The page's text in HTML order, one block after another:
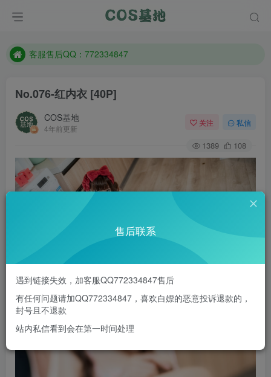
遇到任何问题加客服QQ：772334847
客服售后QQ：772334847
防失联：百度搜索《一七天佳》，实时查看最新站点。
No.076-红内衣 [40P]
COS基地
4年前更新
关注 私信
1389 108
售后联系
遇到链接失效，加客服QQ772334847售后
有任何问题请加QQ772334847，喜欢白嫖的恶意投诉退款的，
封号且不退款
站内私信看到会在第一时间处理